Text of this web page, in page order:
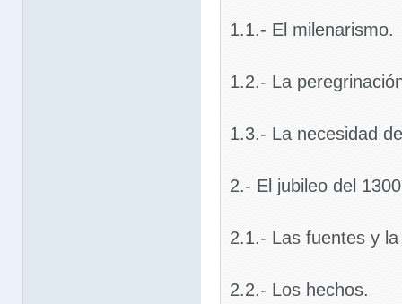
1.1.- El milenarismo.
1.2.- La
1.3.- La necesidad
2.- El jubileo del
2.1.- Las fuentes y
2.2.- Los hechos.